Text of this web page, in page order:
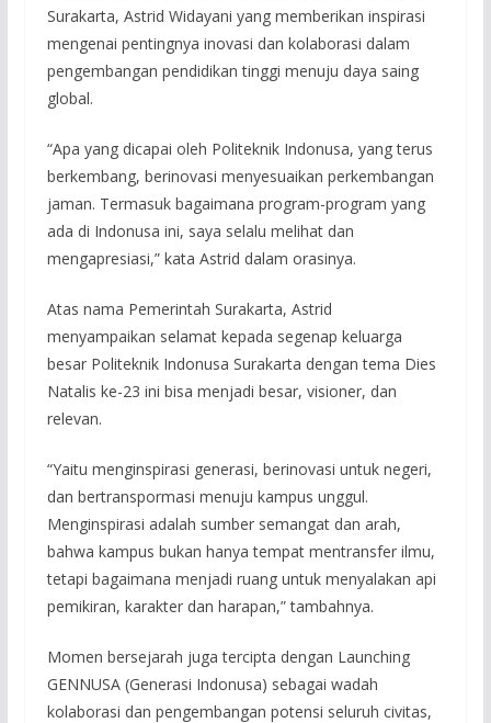
Surakarta, Astrid Widayani yang memberikan inspirasi
mengenai pentingnya inovasi dan kolaborasi dalam
pengembangan pendidikan tinggi menuju daya saing
global.
“Apa yang dicapai oleh Politeknik Indonusa, yang terus
berkembang, berinovasi menyesuaikan perkembangan
jaman. Termasuk bagaimana program-program yang
ada di Indonusa ini, saya selalu melihat dan
mengapresiasi,” kata Astrid dalam orasinya.
Atas nama Pemerintah Surakarta, Astrid
menyampaikan selamat kepada segenap keluarga
besar Politeknik Indonusa Surakarta dengan tema Dies
Natalis ke-23 ini bisa menjadi besar, visioner, dan
relevan.
“Yaitu menginspirasi generasi, berinovasi untuk negeri,
dan bertranspormasi menuju kampus unggul.
Menginspirasi adalah sumber semangat dan arah,
bahwa kampus bukan hanya tempat mentransfer ilmu,
tetapi bagaimana menjadi ruang untuk menyalakan api
pemikiran, karakter dan harapan,” tambahnya.
Momen bersejarah juga tercipta dengan Launching
GENNUSA (Generasi Indonusa) sebagai wadah
kolaborasi dan pengembangan potensi seluruh civitas,